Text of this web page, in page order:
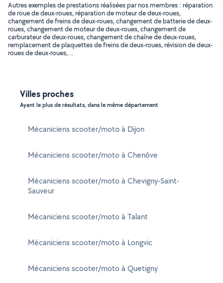
Autres exemples de prestations réalisées par nos membres : réparation
de roue de deux-roues, réparation de moteur de deux-roues,
changement de freins de deux-roues, changement de batterie de deux-
roues, changement de moteur de deux-roues, changement de
carburateur de deux-roues, changement de chaîne de deux-roues,
remplacement de plaquettes de freins de deux-roues, révision de deux-
roues de deux-roues, ..
Villes proches
Ayant le plus de résultats, dans le même département
Mécaniciens scooter/moto à Dijon
Mécaniciens scooter/moto à Chenôve
Mécaniciens scooter/moto à Chevigny-Saint-
Sauveur
Mécaniciens scooter/moto à Talant
Mécaniciens scooter/moto à Longvic
Mécaniciens scooter/moto à Quetigny